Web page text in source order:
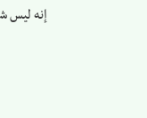
إنه ليس